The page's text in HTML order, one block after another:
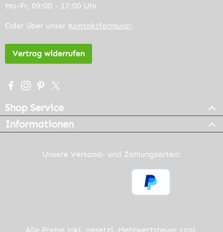
Mo-Fr, 09:00 - 17:00 Uhr
Oder über unser Kontaktformular.
Vertrag widerrufen
Besuche uns auf Facebook – öffnet in neuem Tab
Schau auf Instagram vorbei – öffnet in neuem Tab
Lass dich auf Pinterest inspirieren – öffnet in
Folge uns auf X – öffnet in neuem Tab
Shop Service
Informationen
Unsere Versand- und Zahlungsarten:
Alle Preise inkl. gesetzl. Mehrwertsteuer zzgl.